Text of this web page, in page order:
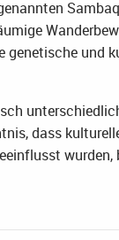
genetische und
dass